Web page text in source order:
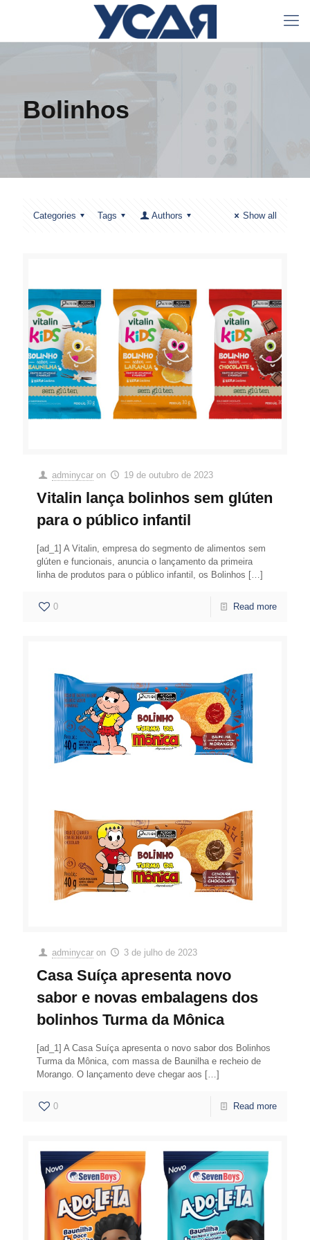
Bolinhos
Categories Tags Authors Show all
adminycar on 19 de outubro de 2023
Vitalin lança bolinhos sem glúten
para o público infantil
[ad_1] A Vitalin, empresa do segmento de alimentos sem
glúten e funcionais, anuncia o lançamento da primeira
linha de produtos para o público infantil, os Bolinhos […]
0 Read more
adminycar on 3 de julho de 2023
Casa Suíça apresenta novo
sabor e novas embalagens dos
bolinhos Turma da Mônica
[ad_1] A Casa Suíça apresenta o novo sabor dos Bolinhos
Turma da Mônica, com massa de Baunilha e recheio de
Morango. O lançamento deve chegar aos […]
0 Read more